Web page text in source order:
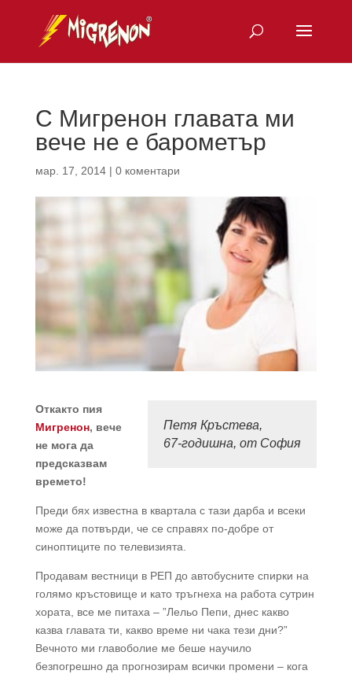
С Мигренон главата ми
вече не е барометър
мар. 17, 2014| 0 коментари
Петя Кръстева,
67-годишна, от София
Откакто пия
Мигренон, вече
не мога да
предсказвам
времето!
Преди бях известна в квартала с тази дарба и всеки
може да потвърди, че се справях по-добре от
синоптиците по телевизията.
Продавам вестници в РЕП до автобусните спирки на
голямо кръстовище и като тръгнеха на работа сутрин
хората, все ме питаха – ”Лельо Пепи, днес какво
казва главата ти, какво време ни чака тези дни?”
Вечното ми главоболие ме беше научило
безпогрешно да прогнозирам всички промени – кога